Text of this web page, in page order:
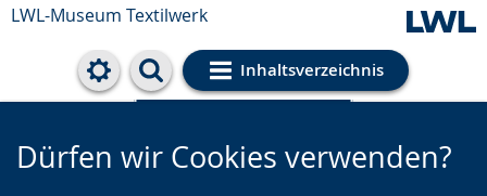
LWL-Museum Textilwerk
Inhaltsverzeichnis
Cookie-Einstellungen
Dürfen wir Cookies verwenden?